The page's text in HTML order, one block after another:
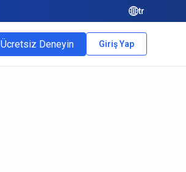
tr
Ücretsiz Deneyin Giriş Yap